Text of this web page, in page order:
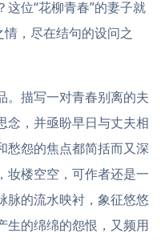
位“花柳青春”的妻子就
情，尽在结句的设问之
。描写一对青春别离的夫
念，并亟盼早日与丈夫相
愁怨的焦点都简括而又深
妆楼空空，可作者还是一
脉的流水映衬，象征悠悠
生的绵绵的怨恨，又频用